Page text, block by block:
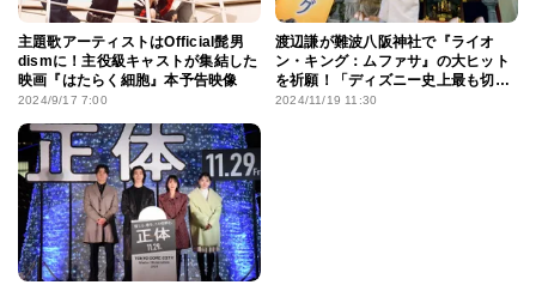
主題歌アーティストはOfficial髭男
dismに！主役級キャストが集結した
映画『はたらく細胞』本予告映像
2024/9/17 7:00
渡辺謙が難波八阪神社で『ライオ
ン・キング：ムファサ』の大ヒット
を祈願！「ディズニー史上最も切な
い話」
2024/11/19 11:30